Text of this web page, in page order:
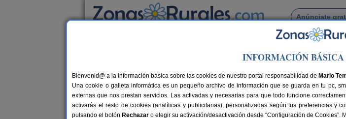
Anúnciate
Busca por pueblo
Ampudia> Hotel Rural Villa y Corte
Hotel Rural Villa y Corte
Hotel Rural en Ampudia (Palencia)
Alquiler completo y por habitaciones 20 plazas 25 km de Palencia
INFORMACIÓN
Bienvenid@ a la información básica sobre las cookies de nuestro portal responsabilidad de Mario
Una cookie o galleta informática es un pequeño archivo de información que se guarda en tu pc,
externas que nos prestan servicios. Las activadas y necesarias para que todo funcione
activarás el resto de cookies (analíticas y publicitarias), personalizadas según tus preferencias y
pulsando el botón Rechazar o elegir su activación/desactivación desde “Configuración de Cookies”.